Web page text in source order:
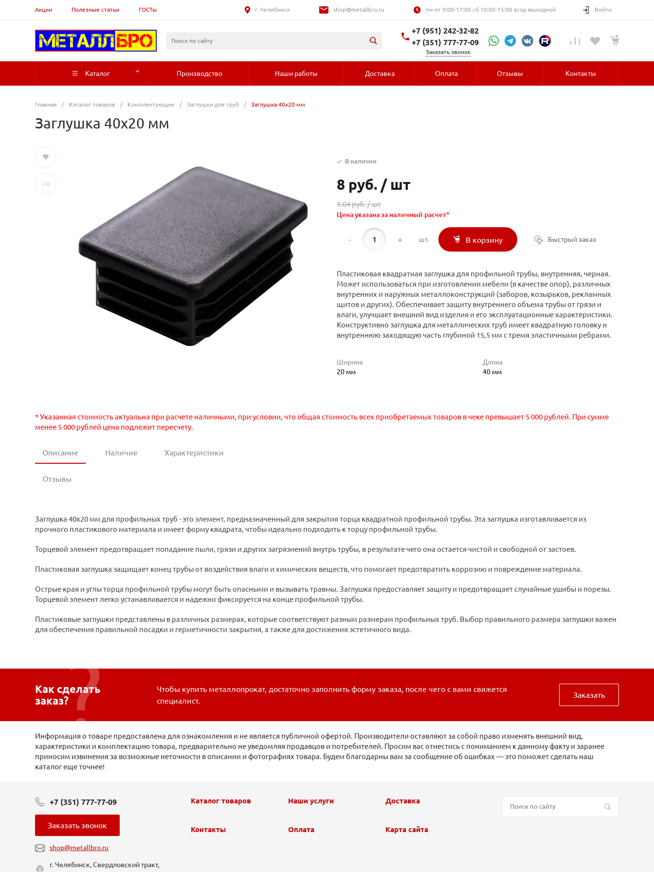
Акции Полезные статьи ГОСТы г. Челябинск shop@metallbro.ru пн-пт 9:00-17:00 сб 10:00-15:00 вскр выходной Войти
+7 (951) 242-32-82
+7 (351) 777-77-09
Заказать звонок
Каталог Производство Наши работы Доставка Оплата Отзывы Контакты
Главная / Каталог товаров / Комплектующие / Заглушки для труб / Заглушка 40х20 мм
Заглушка 40х20 мм
В наличии
8 руб. / шт
9.04 руб. /шт
Цена указана за наличный расчет*
- + шт. В корзину Быстрый заказ
Пластиковая квадратная заглушка для профильной трубы, внутренняя, черная.
Может использоваться при изготовлении мебели (в качестве опор), различных
внутренних и наружных металлоконструкций (заборов, козырьков, рекламных
щитов и других). Обеспечивает защиту внутреннего объема трубы от грязи и
влаги, улучшает внешний вид изделия и его эксплуатационные характеристики.
Конструктивно заглушка для металлических труб имеет квадратную головку и
внутреннюю заходящую часть глубиной 15,5 мм с тремя эластичными ребрами.
Ширина
20 мм
Длина
40 мм
* Указанная стоимость актуальна при расчете наличными, при условии, что общая стоимость всех приобретаемых товаров в чеке превышает 5 000 рублей. При сумме
менее 5 000 рублей цена подлежит пересчету.
Описание Наличие Характеристики
Отзывы
Заглушка 40х20 мм для профильных труб - это элемент, предназначенный для закрытия торца квадратной профильной трубы. Эта заглушка изготавливается из
прочного пластикового материала и имеет форму квадрата, чтобы идеально подходить к торцу профильной трубы.
Торцевой элемент предотвращает попадание пыли, грязи и других загрязнений внутрь трубы, в результате чего она остается чистой и свободной от застоев.
Пластиковая заглушка защищает конец трубы от воздействия влаги и химических веществ, что помогает предотвратить коррозию и повреждение материала.
Острые края и углы торца профильной трубы могут быть опасными и вызывать травмы. Заглушка предоставляет защиту и предотвращает случайные ушибы и порезы.
Торцевой элемент легко устанавливается и надежно фиксируется на конце профильной трубы.
Пластиковые заглушки представлены в различных размерах, которые соответствуют разным размерам профильных труб. Выбор правильного размера заглушки важен
для обеспечения правильной посадки и герметичности закрытия, а также для достижения эстетичного вида.
Как сделать
заказ?
Чтобы купить металлопрокат, достаточно заполнить форму заказа, после чего с вами свяжется
специалист.
Заказать
Информация о товаре предоставлена для ознакомления и не является публичной офертой. Производители оставляют за собой право изменять внешний вид,
характеристики и комплектацию товара, предварительно не уведомляя продавцов и потребителей. Просим вас отнестись с пониманием к данному факту и заранее
приносим извинения за возможные неточности в описании и фотографиях товара. Будем благодарны вам за сообщение об ошибках — это поможет сделать наш
каталог еще точнее!
+7 (351) 777-77-09
Заказать звонок
shop@metallbro.ru
г. Челябинск, Свердловский тракт,
Каталог товаров Наши услуги Доставка
Контакты Оплата Карта сайта